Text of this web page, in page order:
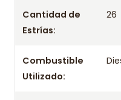
Cantidad de
Estrías:
26
Combustible
Utilizado: